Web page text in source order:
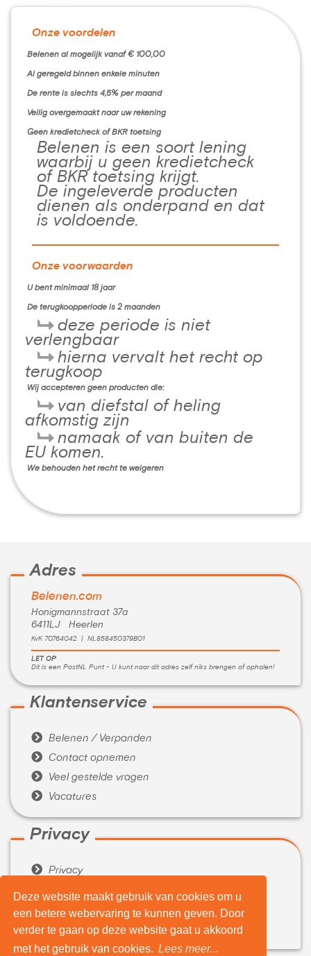
Deze website maakt gebruik van cookies om u
een betere webervaring te kunnen geven. Door
verder te gaan op deze website gaat u akkoord
met het gebruik van cookies. Lees meer...
Onze voordelen
Belenen al mogelijk vanaf € 100,00
Al geregeld binnen enkele minuten
De rente is slechts 4,5% per maand
Veilig overgemaakt naar uw rekening
Geen kredietcheck of BKR toetsing
Belenen is een soort lening
waarbij u geen kredietcheck
of BKR toetsing krijgt.
De ingeleverde producten
dienen als onderpand en dat
is voldoende.
Onze voorwaarden
U bent minimaal 18 jaar
De terugkoopperiode is 2 maanden
deze periode is niet
verlengbaar
hierna vervalt het recht op
terugkoop
Wij accepteren geen producten die:
van diefstal of heling
afkomstig zijn
namaak of van buiten de
EU komen.
We behouden het recht te weigeren
Adres
Belenen.com
Honigmannstraat 37a
6411LJ Heerlen
KvK 70764042 | NL858450379B01
LET OP
Dit is een PostNL Punt - U kunt naar dit adres zelf niks brengen of ophalen!
Klantenservice
 Belenen / Verpanden
 Contact opnemen
 Veel gestelde vragen
 Vacatures
Privacy
 Privacy
Algemene voorwaarden
Over ons
 Wie zijn wij